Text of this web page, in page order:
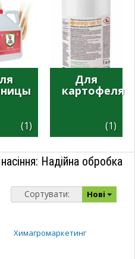
(1)
Для
картофеля
(1)
Надійна обробка
Сортувати: Нові
Химагромаркетинг